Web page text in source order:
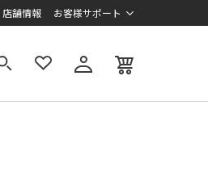
店舗情報 お客様サポート